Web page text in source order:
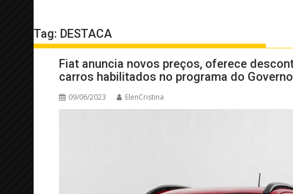
Tag: DESTACA
Fiat anuncia novos preços, oferece
carros habilitados no programa do Governo
09/06/2023 ElenCristina